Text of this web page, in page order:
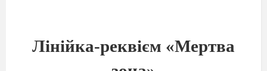
Лінійка-реквієм «Мертва